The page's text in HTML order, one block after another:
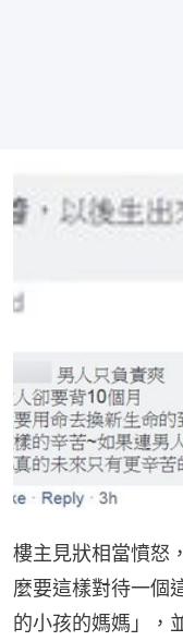
樓主見狀相當憤怒
麼要這樣對待一個
的小孩的媽媽」，